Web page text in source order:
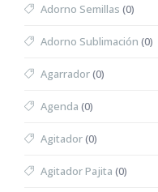
Adorno Semillas (0)
Adorno Sublimación (0)
Agarrador(0)
Agenda (0)
Agitador(0)
Agitador Pajita (0)